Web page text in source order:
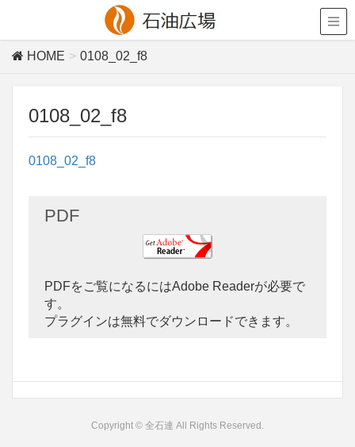
HOME 0108_02_f8
0108_02_f8
0108_02_f8
PDF
PDFをご覧になるにはAdobe Readerが必要で
す。
プラグインは無料でダウンロードできます。
Copyright © 全石連 All Rights Reserved.